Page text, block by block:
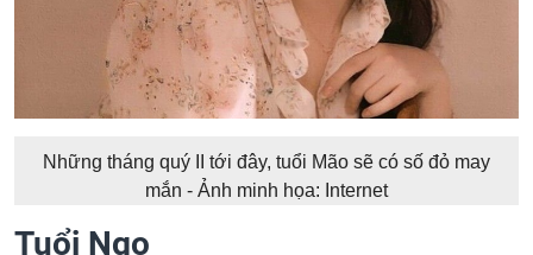
Những tháng quý II tới đây, tuổi Mão sẽ có số đỏ may
mắn - Ảnh minh họa: Internet
Tuổi Ngọ